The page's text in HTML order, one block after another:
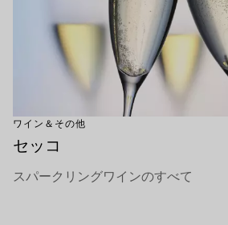
ワイン＆その他
セッコ
スパークリングワインのすべて